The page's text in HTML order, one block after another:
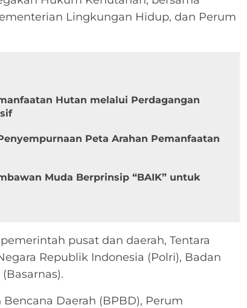
Lingkungan Hidup, dan Perum
Hutan melalui Perdagangan
Peta Arahan Pemanfaatan
Muda Berprinsip “BAIK” untuk
pusat dan daerah, Tentara
Republik Indonesia (Polri), Badan
Daerah (BPBD), Perum